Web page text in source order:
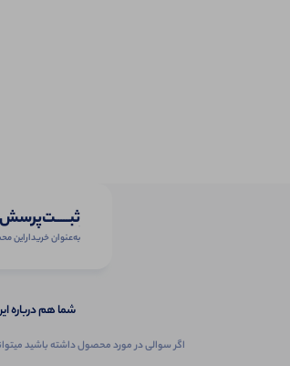
ثبـــــت‌پرسش
به‌عنوان ‌خریدار‌این‌
شما هم درباره
اگر سوالی در مورد محصول داشته باشید